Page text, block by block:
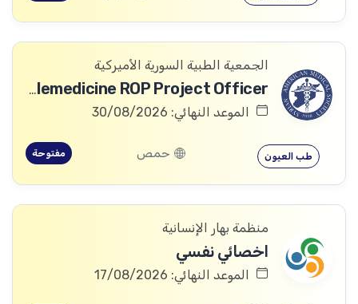
الجمعية الطبية السورية الأميركية
Telemedicine ROP Project Officer
الموعد النهائي: 30/08/2026
طب العيون حمص مفتوحة
منظمة بهار الإنسانية
اخصائي نفسي
الموعد النهائي: 17/08/2026